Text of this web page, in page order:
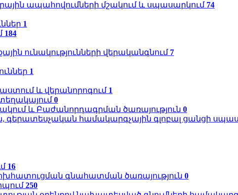
ապահովումների մշակում և սպասարկում 74
1
184
ունակությունների վերականգնում 7
1
և վերանորոգում 1
0
և Բաժանորդագրման ծառայություն 0
համակարգչային գլոբալ ցանցի
16
գնահատման ծառայություն 0
250